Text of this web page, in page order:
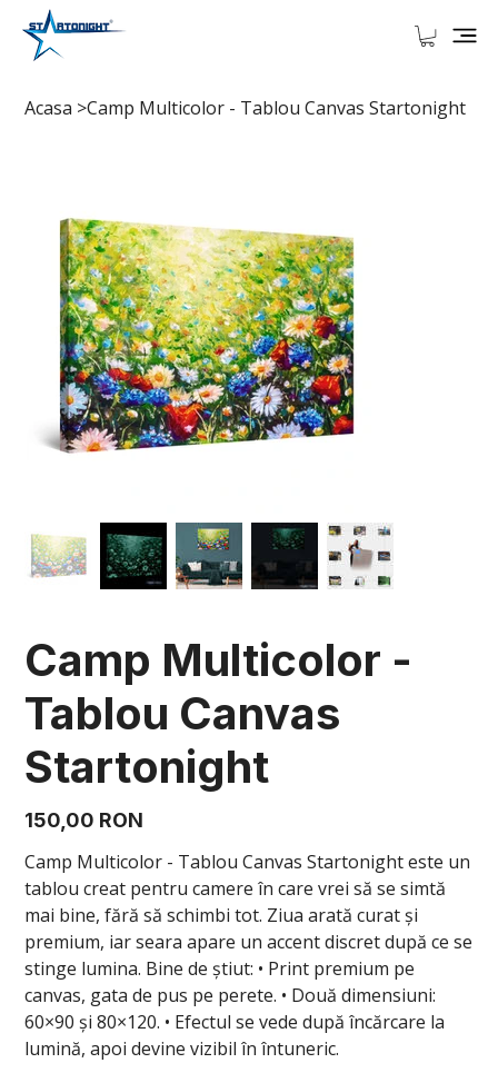
Acasa >Camp Multicolor - Tablou Canvas Startonight
Camp Multicolor -
Tablou Canvas
Startonight
Preț
150,00 RON
Camp Multicolor - Tablou Canvas Startonight este un
tablou creat pentru camere în care vrei să se simtă
mai bine, fără să schimbi tot. Ziua arată curat și
premium, iar seara apare un accent discret după ce se
stinge lumina. Bine de știut: • Print premium pe
canvas, gata de pus pe perete. • Două dimensiuni:
60×90 și 80×120. • Efectul se vede după încărcare la
lumină, apoi devine vizibil în întuneric.